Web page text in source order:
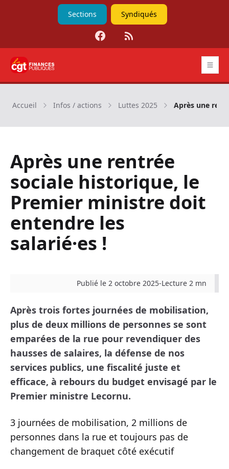
Sections Syndiqués
Facebook
RSS
CGT Finances publiques
Accueil Infos / actions Luttes 2025 Après une
Après une rentrée
sociale historique, le
Premier ministre doit
entendre les
salarié·es !
Publié le 2 octobre 2025-Lecture 2 mn
Après trois fortes journées de mobilisation,
plus de deux millions de personnes se sont
emparées de la rue pour revendiquer des
hausses de salaires, la défense de nos
services publics, une fiscalité juste et
efficace, à rebours du budget envisagé par le
Premier ministre Lecornu.
3 journées de mobilisation, 2 millions de
personnes dans la rue et toujours pas de
changement de braquet côté exécutif